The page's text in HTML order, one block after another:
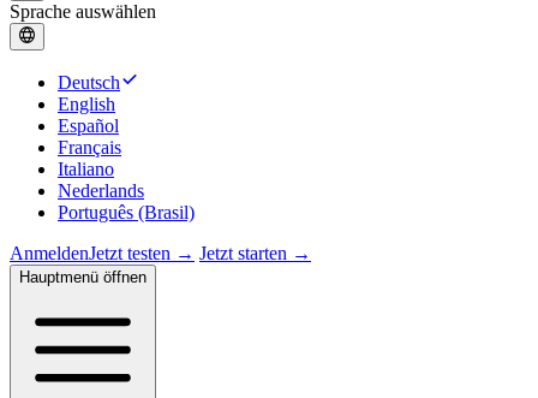
Sprache auswählen
Deutsch
English
Español
Français
Italiano
Nederlands
Português (Brasil)
AnmeldenJetzt testen → Jetzt starten →
Hauptmenü öffnen